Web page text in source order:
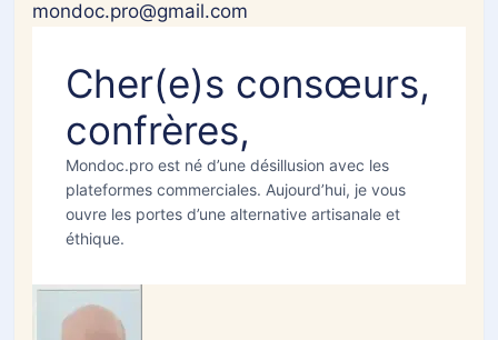
15.
Français ▼
Ajouter des photos (acné, zona) ou
documents (optionnel)
mondoc.pro@gmail.com
Cher(e)s consœurs,
confrères,
Mondoc.pro est né d’une désillusion avec les
plateformes commerciales. Aujourd’hui, je vous
ouvre les portes d’une alternative artisanale et
éthique.